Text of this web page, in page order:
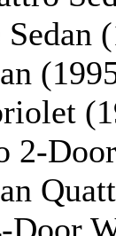
2-